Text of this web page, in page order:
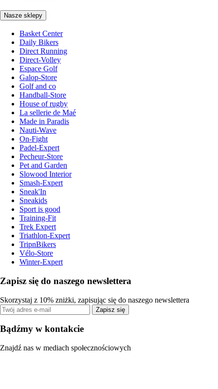
Nasze sklepy
Basket Center
Daily Bikers
Direct Running
Direct-Volley
Espace Golf
Galop-Store
Golf and co
Handball-Store
House of rugby
La sellerie de Maé
Made in Paradis
Nauti-Wave
On-Fight
Padel-Expert
Pecheur-Store
Pet and Garden
Slowood Interior
Smash-Expert
Sneak'In
Sneakids
Sport is good
Training-Fit
Trek Expert
Triathlon-Expert
TripnBikers
Vélo-Store
Winter-Expert
Zapisz się do naszego newslettera
Skorzystaj z 10% zniżki, zapisując się do naszego newslettera
Zapisz się
Bądźmy w kontakcie
Znajdź nas w mediach społecznościowych